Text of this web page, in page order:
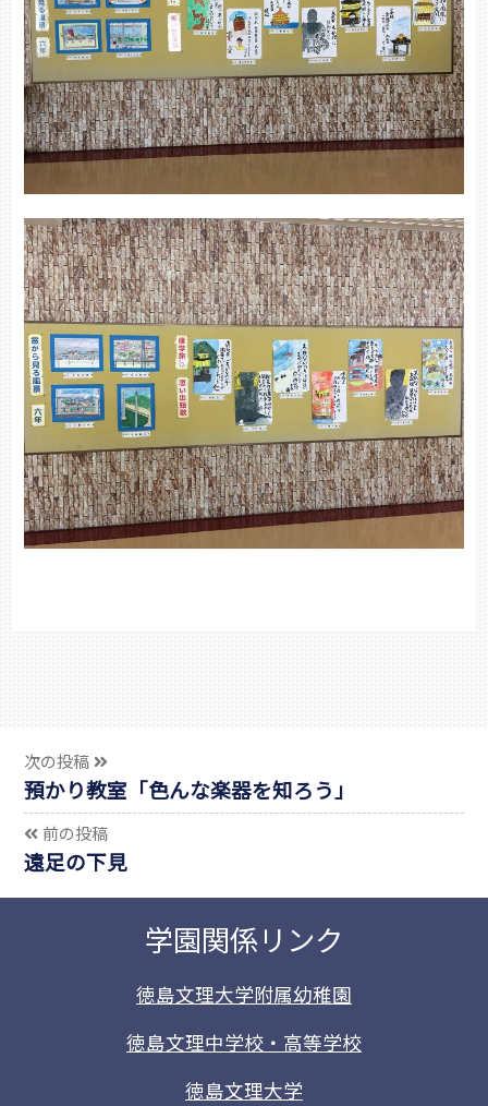
次の投稿
預かり教室「色んな楽器を知ろう」
前の投稿
遠足の下見
学園関係リンク
徳島文理大学附属幼稚園
徳島文理中学校・高等学校
徳島文理大学